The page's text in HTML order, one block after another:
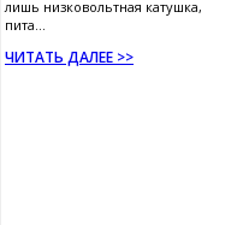
лишь низковольтная катушка,
пита...
ЧИТАТЬ ДАЛЕЕ >>